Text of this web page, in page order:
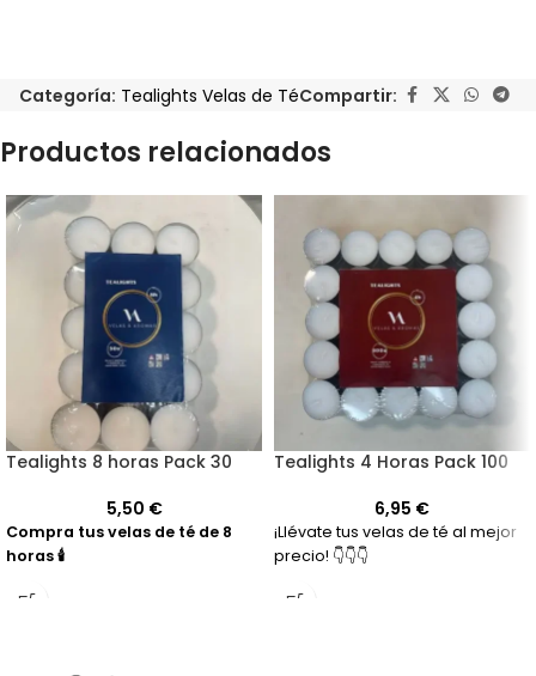
Categoría: Tealights Velas de TéCompartir:
Productos relacionados
Tealights 8 horas Pack 30
5,50 €
Compra tus velas de té de 8
horas 🕯️
Tealights 4 Horas Pack 100
6,95 €
¡Llévate tus velas de té al mejor
precio! 👇👇👇